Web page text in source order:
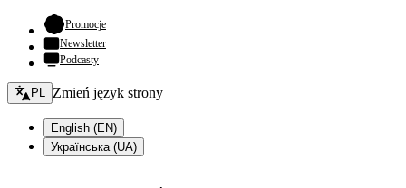
Promocje- otwiera się w nowej karcie
Newsletter
Podcasty
Zmień język - bieżący:
PL Zmień język strony
English (EN)
Українська (UA)